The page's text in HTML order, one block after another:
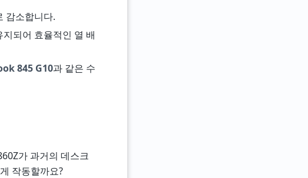
감소합니다.
되어 효율적인 열 배
845 G10과 같은 수
가 과거의 데스크
작동할까요?